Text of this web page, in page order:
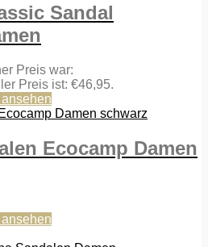
Sandal
Preis war:
Preis ist: €46,95.
Ecocamp Damen